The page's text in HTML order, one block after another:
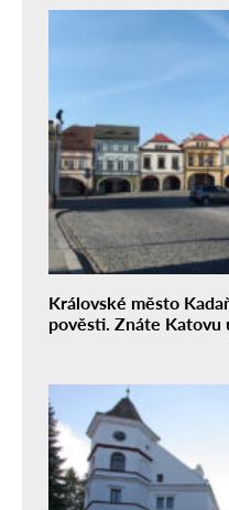
Královské město
pověsti. Znáte Katovu